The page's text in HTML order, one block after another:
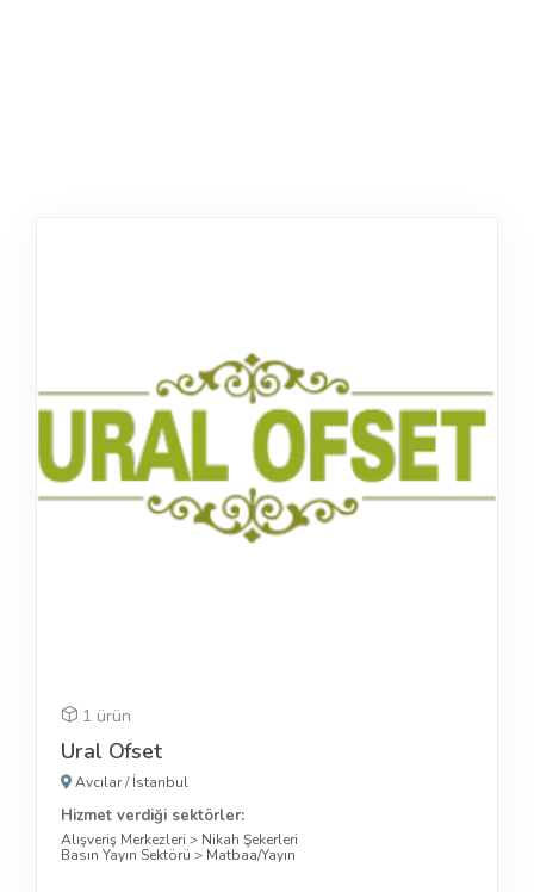
1 ürün
Ural Ofset
Avcılar/İstanbul
Hizmet verdiği sektörler:
Alışveriş Merkezleri > Nikah Şekerleri
Basın Yayın Sektörü > Matbaa/Yayın